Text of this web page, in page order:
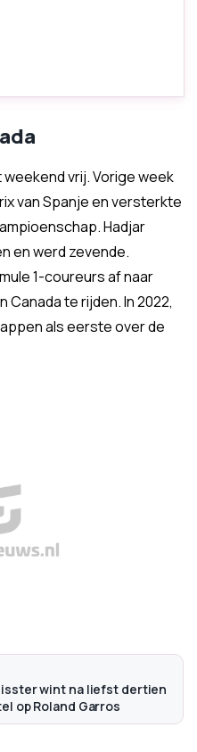
vrij. Vorige week
van Spanje en versterkte
Hadjar
en werd zevende.
1-coureurs af naar
Canada te rijden. In 2022,
als eerste over de
wint na liefst dertien
op Roland Garros